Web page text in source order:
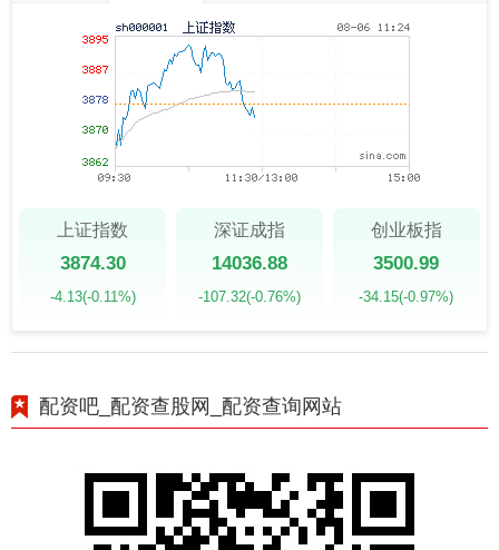
上证指数
3874.30
-4.13(-0.11%)
深证成指
14036.88
-107.32(-0.76%)
创业板指
3500.99
-34.15(-0.97%)
配资吧_配资查股网_配资查询网站